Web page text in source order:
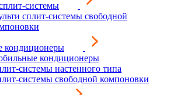
системы
сплит-системы свободной
кондиционеры
кондиционеры
системы настенного типа
системы свободной компоновки